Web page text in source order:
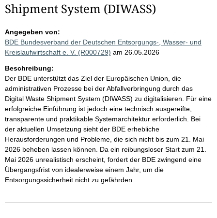
Shipment System (DIWASS)
Angegeben von:
BDE Bundesverband der Deutschen Entsorgungs-, Wasser- und
Kreislaufwirtschaft e. V. (R000729) am 26.05.2026
Beschreibung:
Der BDE unterstützt das Ziel der Europäischen Union, die
administrativen Prozesse bei der Abfallverbringung durch das
Digital Waste Shipment System (DIWASS) zu digitalisieren. Für eine
erfolgreiche Einführung ist jedoch eine technisch ausgereifte,
transparente und praktikable Systemarchitektur erforderlich. Bei
der aktuellen Umsetzung sieht der BDE erhebliche
Herausforderungen und Probleme, die sich nicht bis zum 21. Mai
2026 beheben lassen können. Da ein reibungsloser Start zum 21.
Mai 2026 unrealistisch erscheint, fordert der BDE zwingend eine
Übergangsfrist von idealerweise einem Jahr, um die
Entsorgungssicherheit nicht zu gefährden.